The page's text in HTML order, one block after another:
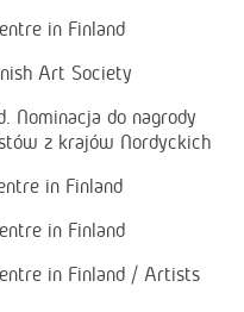
in Finland
Art Society
Nominacja do nagrody
z krajów Nordyckich
in Finland
in Finland
in Finland / Artists